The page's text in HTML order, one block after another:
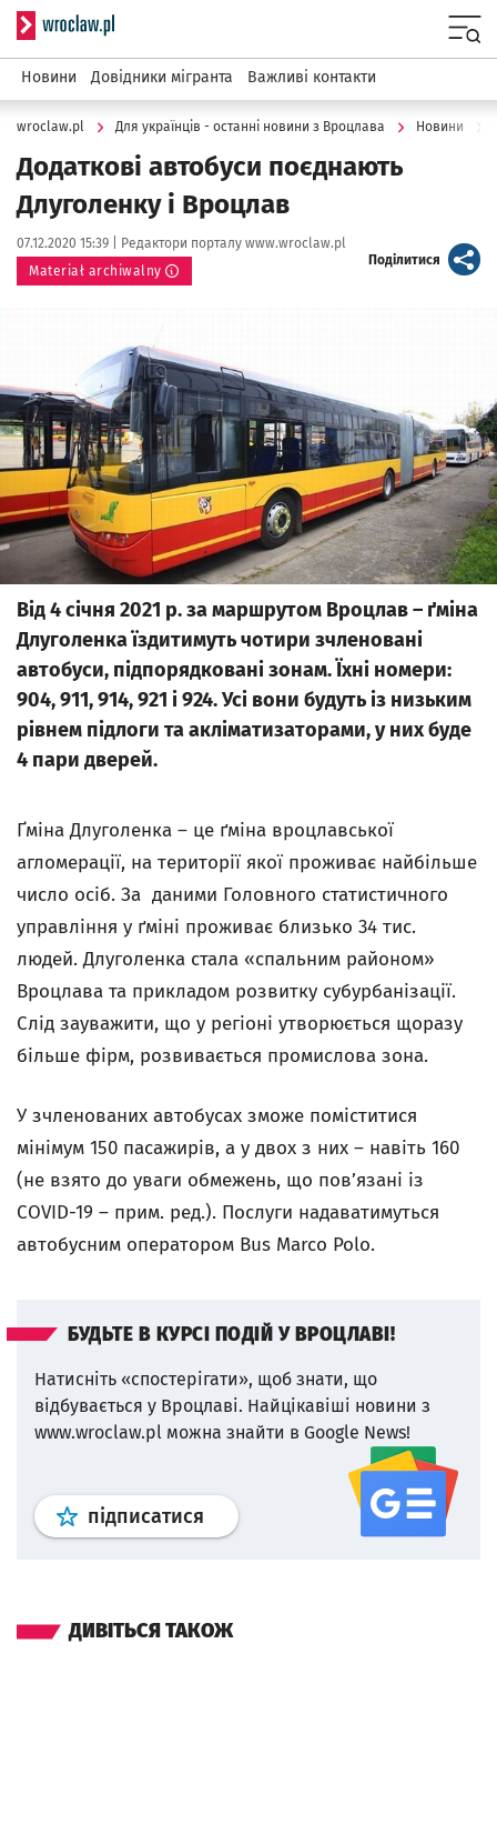
Serwis informacyjny wroclaw.pl
Новини Довідники мігранта Важливі контакти
wroclaw.pl Для українців - останні новини з Вроцлава Новини
Додаткові автобуси поєднають
Длуголенку і Вроцлав
Data publikacji:
07.12.2020 15:39 | Autor:
Редактори порталу www.wroclaw.pl
Materiał archiwalny
Поділитися artykuł
Від 4 січня 2021 р. за маршрутом Вроцлав – ґміна
Длуголенка їздитимуть чотири зчленовані
автобуси, підпорядковані зонам. Їхні номери:
904, 911, 914, 921 i 924. Усі вони будуть із низьким
рівнем підлоги та акліматизаторами, у них буде
4 пари дверей.
Ґміна Длуголенка – це ґміна вроцлавської
агломерації, на території якої проживає найбільше
число осіб. За даними Головного статистичного
управління у ґміні проживає близько 34 тис.
людей. Длуголенка стала «спальним районом»
Вроцлава та прикладом розвитку субурбанізації.
Слід зауважити, що у регіоні утворюється щоразу
більше фірм, розвивається промислова зона.
У зчленованих автобусах зможе поміститися
мінімум 150 пасажирів, а у двох з них – навіть 160
(не взято до уваги обмежень, що пов’язані із
COVID-19 – прим. ред.). Послуги надаватимуться
автобусним оператором Bus Marco Polo.
БУДЬТЕ В КУРСІ ПОДІЙ У ВРОЦЛАВІ!
Натисніть «спостерігати», щоб знати, що
відбувається у Вроцлаві. Найцікавіші новини з
www.wroclaw.pl можна знайти в Google News!
підписатися Профіль google news
ДИВІТЬСЯ ТАКОЖ